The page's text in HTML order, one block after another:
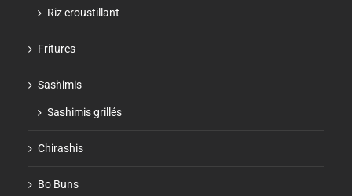
Riz croustillant
Fritures
Sashimis
Sashimis grillés
Chirashis
Bo Buns